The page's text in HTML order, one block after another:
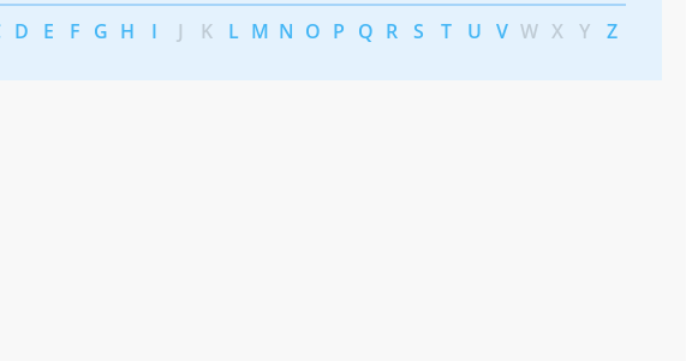
D E F G H I J K L M N O P Q R S T U V W X Y Z